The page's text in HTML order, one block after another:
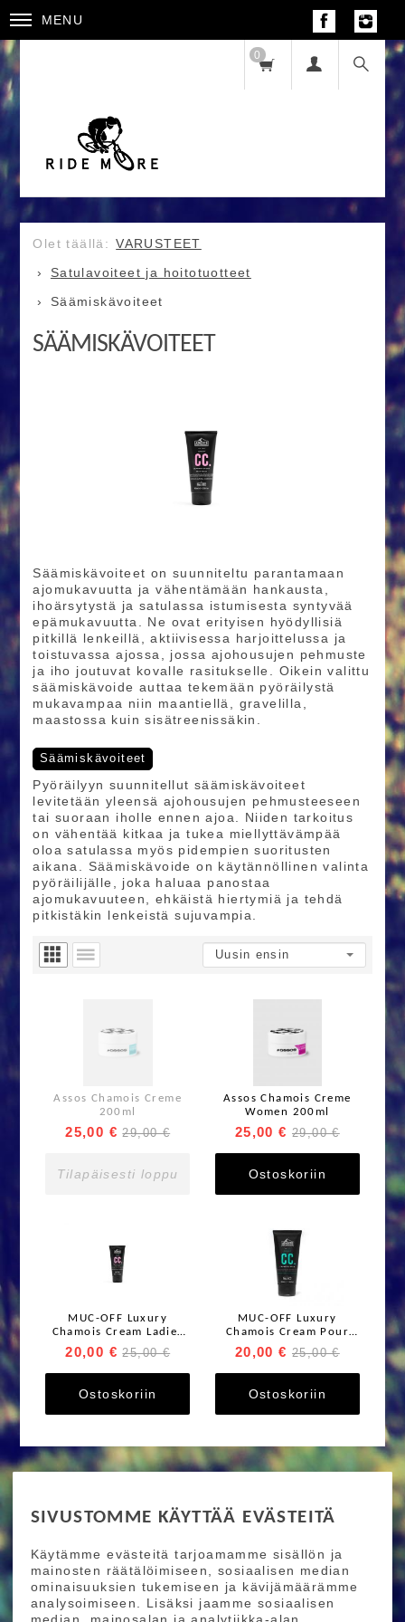
SIVUSTOMME KÄYTTÄÄ EVÄSTEITÄ
Käytämme evästeitä tarjoamamme sisällön ja
mainosten räätälöimiseen, sosiaalisen median
ominaisuuksien tukemiseen ja kävijämäärämme
analysoimiseen. Lisäksi jaamme sosiaalisen
median, mainosalan ja analytiikka-alan
MENU
0
VARUSTEET
Satulavoiteet ja hoitotuotteet
Säämiskävoiteet
SÄÄMISKÄVOITEET
Säämiskävoiteet on suunniteltu parantamaan
ajomukavuutta ja vähentämään hankausta,
ihoärsytystä ja satulassa istumisesta syntyvää
epämukavuutta. Ne ovat erityisen hyödyllisiä
pitkillä lenkeillä, aktiivisessa harjoittelussa ja
toistuvassa ajossa, jossa ajohousujen pehmuste
ja iho joutuvat kovalle rasitukselle. Oikein valittu
säämiskävoide auttaa tekemään pyöräilystä
mukavampaa niin maantiellä, gravelilla,
maastossa kuin sisätreenissäkin.
Säämiskävoiteet
Pyöräilyyn suunnitellut säämiskävoiteet
levitetään yleensä ajohousujen pehmusteeseen
tai suoraan iholle ennen ajoa. Niiden tarkoitus
on vähentää kitkaa ja tukea miellyttävämpää
oloa satulassa myös pidempien suoritusten
aikana. Säämiskävoide on käytännöllinen valinta
pyöräilijälle, joka haluaa panostaa
ajomukavuuteen, ehkäistä hiertymiä ja tehdä
pitkistäkin lenkeistä sujuvampia.
Assos Chamois Creme
200ml
25,00 € 29,00 €
Tilapäisesti loppu
Assos Chamois Creme
Women 200ml
25,00 € 29,00 €
Ostoskoriin
MUC-OFF Luxury
Chamois Cream Ladies
100 ml
20,00 € 25,00 €
Ostoskoriin
MUC-OFF Luxury
Chamois Cream Pour
Homme 100 ml
20,00 € 25,00 €
Ostoskoriin
Ride More – Pyöräkauppa ja pyörähuolto
Helsingissä